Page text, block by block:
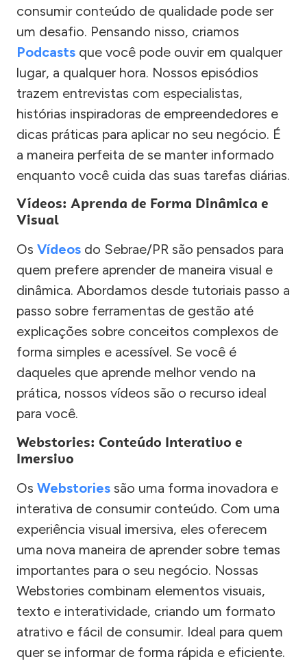
consumir conteúdo de qualidade pode ser
um desafio. Pensando nisso, criamos
Podcasts que você pode ouvir em qualquer
lugar, a qualquer hora. Nossos episódios
trazem entrevistas com especialistas,
histórias inspiradoras de empreendedores e
dicas práticas para aplicar no seu negócio. É
a maneira perfeita de se manter informado
enquanto você cuida das suas tarefas diárias.
Vídeos: Aprenda de Forma Dinâmica e
Visual
Os Vídeos do Sebrae/PR são pensados para
quem prefere aprender de maneira visual e
dinâmica. Abordamos desde tutoriais passo a
passo sobre ferramentas de gestão até
explicações sobre conceitos complexos de
forma simples e acessível. Se você é
daqueles que aprende melhor vendo na
prática, nossos vídeos são o recurso ideal
para você.
Webstories: Conteúdo Interativo e
Imersivo
Os Webstories são uma forma inovadora e
interativa de consumir conteúdo. Com uma
experiência visual imersiva, eles oferecem
uma nova maneira de aprender sobre temas
importantes para o seu negócio. Nossas
Webstories combinam elementos visuais,
texto e interatividade, criando um formato
atrativo e fácil de consumir. Ideal para quem
quer se informar de forma rápida e eficiente.